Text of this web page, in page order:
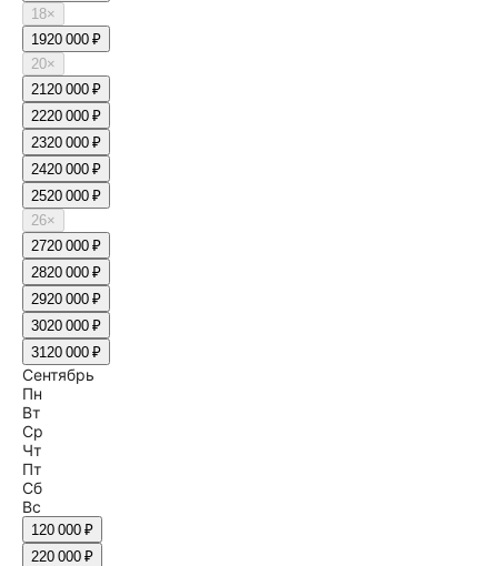
18×
1920 000 ₽
20×
2120 000 ₽
2220 000 ₽
2320 000 ₽
2420 000 ₽
2520 000 ₽
26×
2720 000 ₽
2820 000 ₽
2920 000 ₽
3020 000 ₽
3120 000 ₽
Сентябрь
Пн
Вт
Ср
Чт
Пт
Сб
Вс
120 000 ₽
220 000 ₽